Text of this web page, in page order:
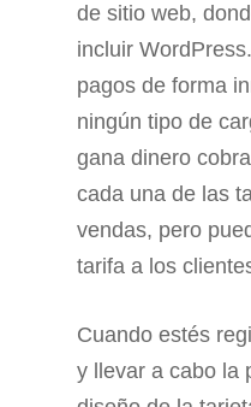
de sitio web,
incluir
pagos de forma
ningún tipo de
gana dinero
cada una de las
vendas, pero
tarifa a los
Cuando estés
y llevar a cabo la